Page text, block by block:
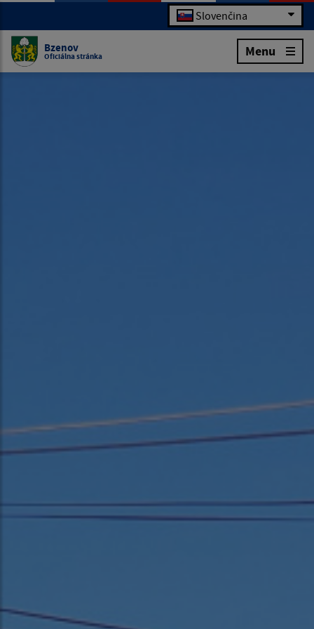
Slovenčina
Bzenov
Oficiálna stránka Menu